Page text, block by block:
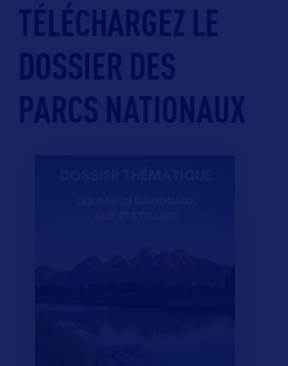
TÉLÉCHARGEZ LE
DOSSIER DES
PARCS NATIONAUX